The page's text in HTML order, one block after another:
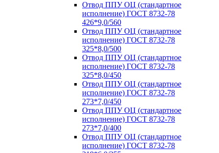
Отвод ППУ ОЦ (стандартное
исполнение) ГОСТ 8732-78
426*9,0/560
Отвод ППУ ОЦ (стандартное
исполнение) ГОСТ 8732-78
325*8,0/500
Отвод ППУ ОЦ (стандартное
исполнение) ГОСТ 8732-78
325*8,0/450
Отвод ППУ ОЦ (стандартное
исполнение) ГОСТ 8732-78
273*7,0/450
Отвод ППУ ОЦ (стандартное
исполнение) ГОСТ 8732-78
273*7,0/400
Отвод ППУ ОЦ (стандартное
исполнение) ГОСТ 8732-78